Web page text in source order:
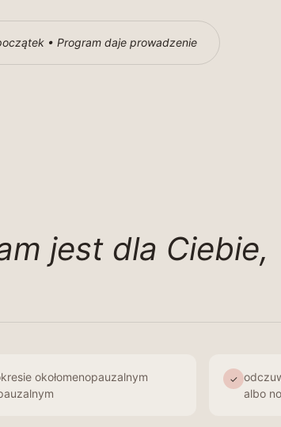
• Program daje prowadzenie
jest dla Ciebie,
okołomenopauzalnym
✓
albo